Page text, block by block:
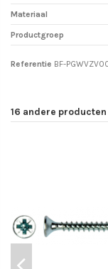
Materiaal
Productgroep
Referentie BF-
16 andere